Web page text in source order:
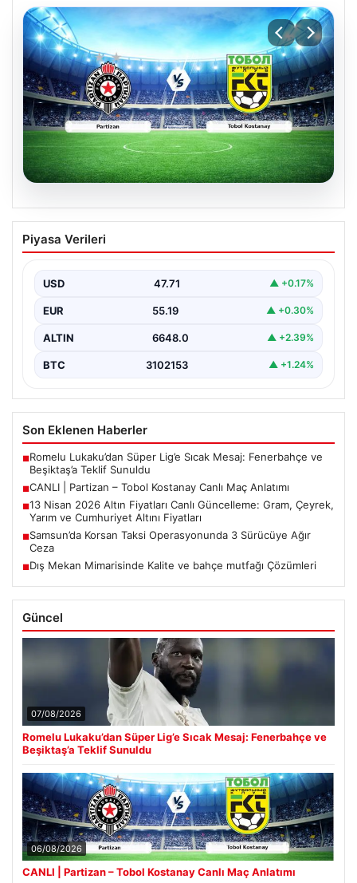
CANLI | Partizan – Tobol Kostanay Canlı
Maç Anlatımı
Piyasa Verileri
USD 47.71 ▲ +0.17%
EUR 55.19 ▲ +0.30%
ALTIN 6648.0 ▲ +2.39%
BTC 3102153 ▲ +1.24%
Son Eklenen Haberler
■Romelu Lukaku’dan Süper Lig’e Sıcak Mesaj: Fenerbahçe ve
Beşiktaş’a Teklif Sunuldu
■CANLI | Partizan – Tobol Kostanay Canlı Maç Anlatımı
■13 Nisan 2026 Altın Fiyatları Canlı Güncelleme: Gram, Çeyrek,
Yarım ve Cumhuriyet Altını Fiyatları
■Samsun’da Korsan Taksi Operasyonunda 3 Sürücüye Ağır
Ceza
■Dış Mekan Mimarisinde Kalite ve bahçe mutfağı Çözümleri
Güncel
07/08/2026
Romelu Lukaku’dan Süper Lig’e Sıcak Mesaj: Fenerbahçe ve
Beşiktaş’a Teklif Sunuldu
06/08/2026
CANLI | Partizan – Tobol Kostanay Canlı Maç Anlatımı